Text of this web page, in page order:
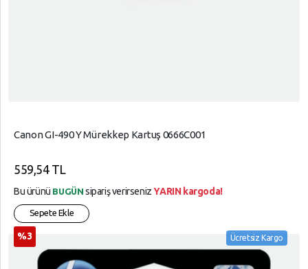
Canon GI-490 Y Mürekkep Kartuş 0666C001
559,54 TL
Bu ürünü BUGÜN sipariş verirsenizYARIN kargoda!
Sepete Ekle
Ücretsiz Kargo
%3